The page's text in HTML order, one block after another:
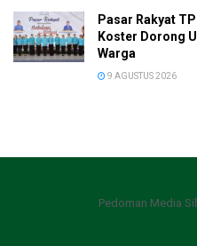
Pasar Rakyat
Koster Dorong
Warga
9 AGUSTUS 2026
Pedoman Media